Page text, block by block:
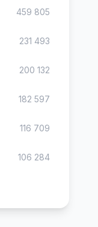
459 805
231 493
200 132
182 597
116 709
106 284